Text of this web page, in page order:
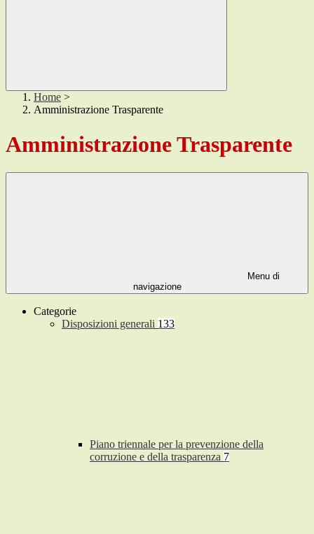
Home >
Amministrazione Trasparente
Amministrazione Trasparente
Menu di
navigazione
Categorie
Disposizioni generali 133
Piano triennale per la prevenzione della
corruzione e della trasparenza 7